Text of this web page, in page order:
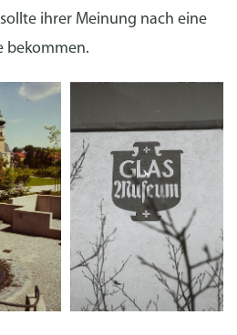
ihrer Meinung nach eine
bekommen.